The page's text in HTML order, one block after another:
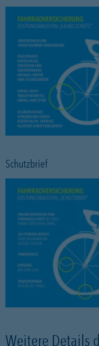
Schutzbrief
Weitere Details